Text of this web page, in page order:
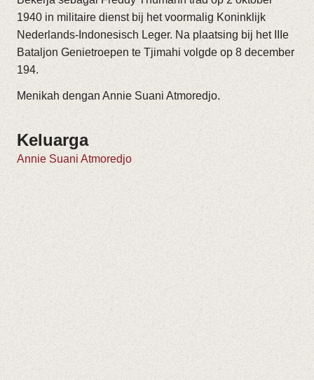
1940 in militaire dienst bij het voormalig Koninklijk
Nederlands-Indonesisch Leger. Na plaatsing bij het IIIe
Bataljon Genietroepen te Tjimahi volgde op 8 december
194.
Menikah dengan Annie Suani Atmoredjo.
Keluarga
Annie Suani Atmoredjo